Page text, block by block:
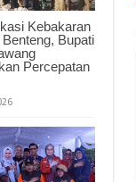
Kebakaran
Benteng, Bupati
Percepatan